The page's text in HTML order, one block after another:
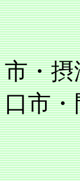
豊中
市・
口市
四条